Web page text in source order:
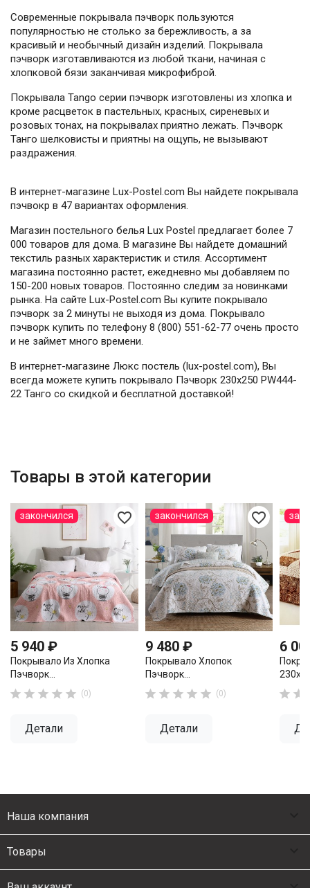
Современные покрывала пэчворк пользуются
популярностью не столько за бережливость, а за
красивый и необычный дизайн изделий. Покрывала
пэчворк изготавливаются из любой ткани, начиная с
хлопковой бязи заканчивая микрофиброй.
Покрывала Tango серии пэчворк изготовлены из хлопка и
кроме расцветок в пастельных, красных, сиреневых и
розовых тонах, на покрывалах приятно лежать. Пэчворк
Танго шелковисты и приятны на ощупь, не вызывают
раздражения.
В интернет-магазине Lux-Postel.com Вы найдете покрывала
пэчвокр в 47 вариантах оформления.
Магазин постельного белья Lux Postel предлагает более 7
000 товаров для дома. В магазине Вы найдете домашний
текстиль разных характеристик и стиля. Ассортимент
магазина постоянно растет, ежедневно мы добавляем по
150-200 новых товаров. Постоянно следим за новинками
рынка. На сайте Lux-Postel.com Вы купите покрывало
пэчворк за 2 минуты не выходя из дома. Покрывало
пэчворк купить по телефону 8 (800) 551-62-77 очень просто
и не займет много времени.
В интернет-магазине Люкс постель (lux-postel.com), Вы
всегда можете купить покрывало Пэчворк 230х250 PW444-
22 Танго со скидкой и бесплатной доставкой!
Товары в этой категории
favorite_border
5 940 ₽
Покрывало Из Хлопка
Пэчворк...
     (0)
Детали
закончился favorite_border
9 480 ₽
Покрывало Хлопок
Пэчворк...
     (0)
Детали
закончился
6
 
Наша компания
Товары